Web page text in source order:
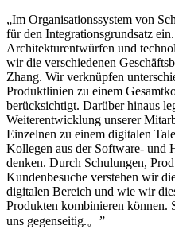
„Im Organisationssystem von
für den Integrationsgrundsatz
Architekturentwürfen und
wir die verschiedenen
Zhang. Wir verknüpfen
Produktlinien zu einem
berücksichtigt. Darüber hinaus
Weiterentwicklung unserer
Einzelnen zu einem digitalen
Kollegen aus der Software- und
denken. Durch Schulungen,
Kundenbesuche verstehen wir
digitalen Bereich und wie wir
Produkten kombinieren können.
uns gegenseitig.。”